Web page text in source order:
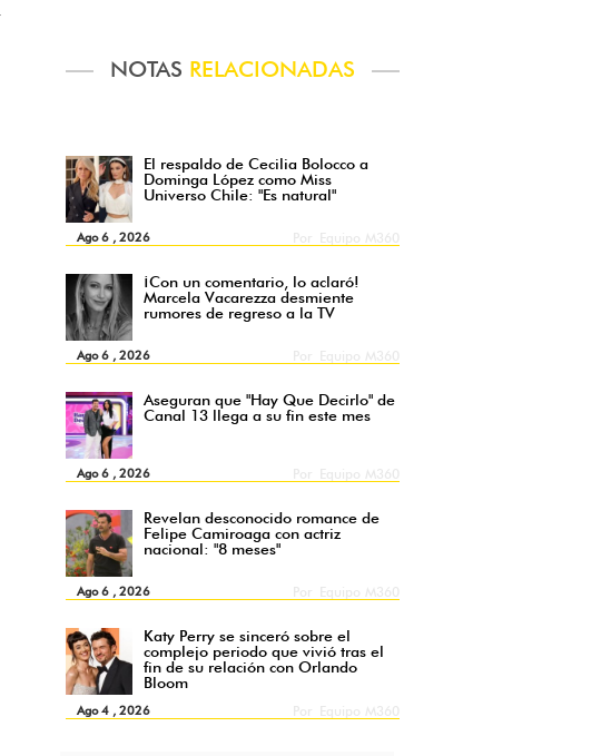
NOTAS RELACIONADAS
El respaldo de Cecilia Bolocco a
Dominga López como Miss
Universo Chile: "Es natural"
Ago 6 , 2026
¡Con un comentario, lo aclaró!
Marcela Vacarezza desmiente
rumores de regreso a la TV
Ago 6 , 2026
Aseguran que "Hay Que Decirlo" de
Canal 13 llega a su fin este mes
Ago 6 , 2026
Revelan desconocido romance de
Felipe Camiroaga con actriz
nacional: "8 meses"
Ago 6 , 2026
Katy Perry se sinceró sobre el
complejo periodo que vivió tras el
fin de su relación con Orlando
Bloom
Ago 4 , 2026